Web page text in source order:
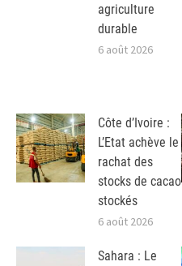
agriculture
durable
6 août 2026
Côte d’Ivoire :
L’Etat achève le
rachat des
stocks de cacao
stockés
6 août 2026
Sahara : Le